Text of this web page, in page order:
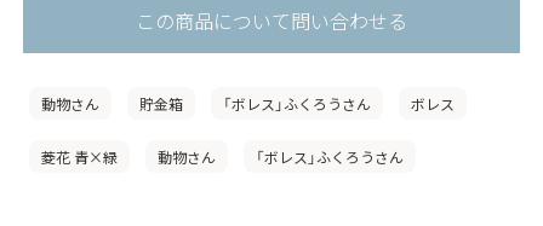
この商品について問い合わせる
動物さん 貯金箱 「ボレス」ふくろうさん ボレス
菱花 青×緑 動物さん 「ボレス」ふくろうさん